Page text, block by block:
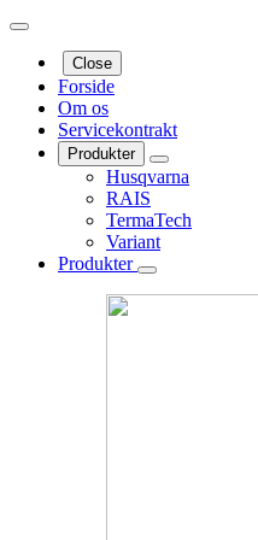
Close
Forside
Om os
Servicekontrakt
Produkter
Husqvarna
RAIS
TermaTech
Variant
Produkter